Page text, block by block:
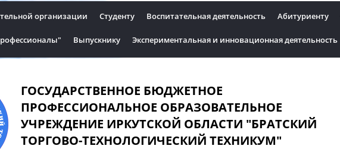
организации Студенту Воспитательная деятельность Абитуриенту
Выпускнику Экспериментальная и инновационная деятельность
ГОСУДАРСТВЕННОЕ БЮДЖЕТНОЕ
ПРОФЕССИОНАЛЬНОЕ ОБРАЗОВАТЕЛЬНОЕ
УЧРЕЖДЕНИЕ ИРКУТСКОЙ ОБЛАСТИ "БРАТСКИЙ
ТОРГОВО-ТЕХНОЛОГИЧЕСКИЙ ТЕХНИКУМ"